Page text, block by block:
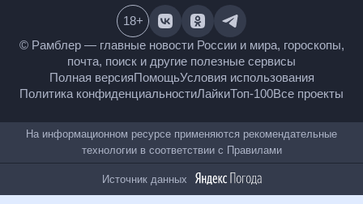
© Рамблер — главные новости России и мира,
гороскопы, почта, поиск и другие полезные сервисы
Полная версияПомощьУсловия использования
Политика конфиденциальностиЛайкиТоп-100
18+
На информационном ресурсе применяются
рекомендательные технологии в соответствии сПравилами
Источник данных